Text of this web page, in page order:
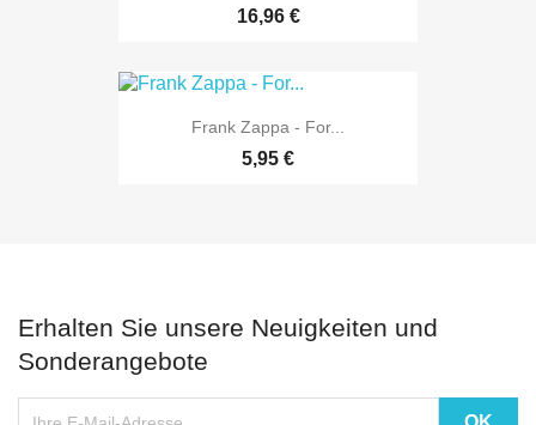
16,96 €
Frank Zappa - For...
5,95 €
Erhalten Sie unsere Neuigkeiten und
Sonderangebote